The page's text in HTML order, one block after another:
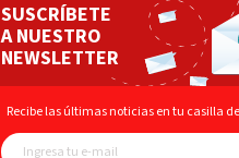
SUSCRÍBETE
A NUESTRO
NEWSLETTER
Recibe las últimas noticias en tu casilla